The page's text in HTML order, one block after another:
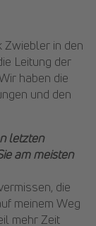
Zwiebler in den
Leitung der
haben die
und den
letzten
am meisten
die
meinem Weg
mehr Zeit